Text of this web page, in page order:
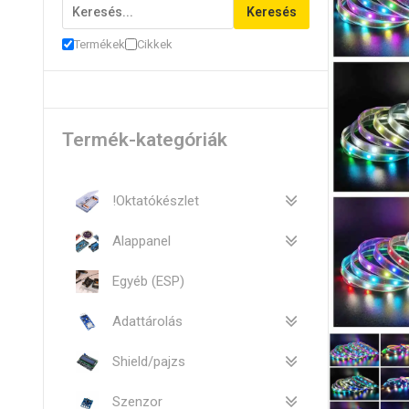
Keresés
Termékek Cikkek
Termék-kategóriák
!Oktatókészlet
Alappanel
Egyéb (ESP)
Adattárolás
Shield/pajzs
Szenzor